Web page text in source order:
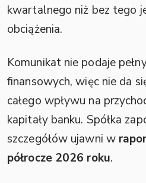
kwartalnego niż bez tego
obciążenia.
Komunikat nie podaje
finansowych, więc nie da
całego wpływu na
kapitały banku. Spółka
szczegółów ujawni w
półrocze 2026 roku.